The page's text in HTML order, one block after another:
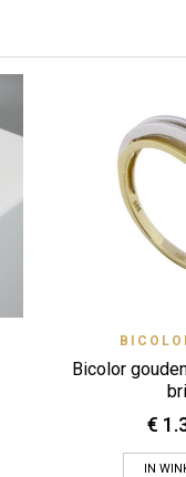
Zet op verlanglijstje
Bicolor
€
IN